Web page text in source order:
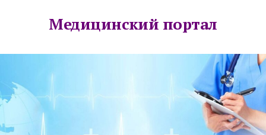
Медицинский портал